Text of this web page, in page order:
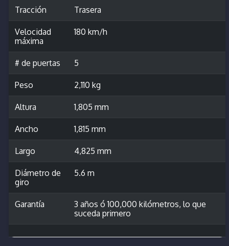
Tracción Trasera
Velocidad
máxima
180 km/h
# de puertas 5
Peso 2,110 kg
Altura 1,805 mm
Ancho 1,815 mm
Largo 4,825 mm
Diámetro de
giro
5.6 m
Garantía
3 años ó 100,000 kilómetros, lo que
suceda primero